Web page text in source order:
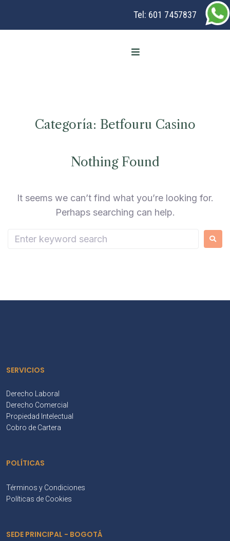
Tel: 601 7457837
Categoría: Betfouru Casino
Nothing Found
It seems we can’t find what you’re looking for.
Perhaps searching can help.
SERVICIOS
Derecho Laboral
Derecho Comercial
Propiedad Intelectual
Cobro de Cartera
POLÍTICAS
Términos y Condiciones
Políticas de Cookies
SEDE PRINCIPAL - BOGOTÁ